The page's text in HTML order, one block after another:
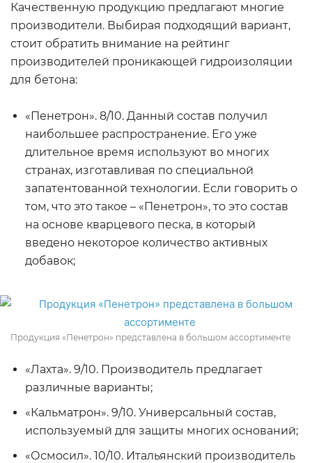
Качественную продукцию предлагают многие
производители. Выбирая подходящий вариант,
стоит обратить внимание на рейтинг
производителей проникающей гидроизоляции
для бетона:
«Пенетрон». 8/10. Данный состав получил
наибольшее распространение. Его уже
длительное время используют во многих
странах, изготавливая по специальной
запатентованной технологии. Если говорить о
том, что это такое – «Пенетрон», то это состав
на основе кварцевого песка, в который
введено некоторое количество активных
добавок;
Продукция «Пенетрон» представлена в большом ассортименте
«Лахта». 9/10. Производитель предлагает
различные варианты;
«Кальматрон». 9/10. Универсальный состав,
используемый для защиты многих оснований;
«Осмосил». 10/10. Итальянский производитель